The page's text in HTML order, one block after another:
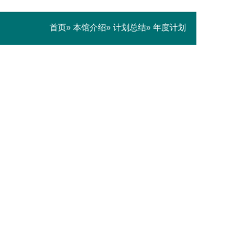
首页» 本馆介绍» 计划总结» 年度计划